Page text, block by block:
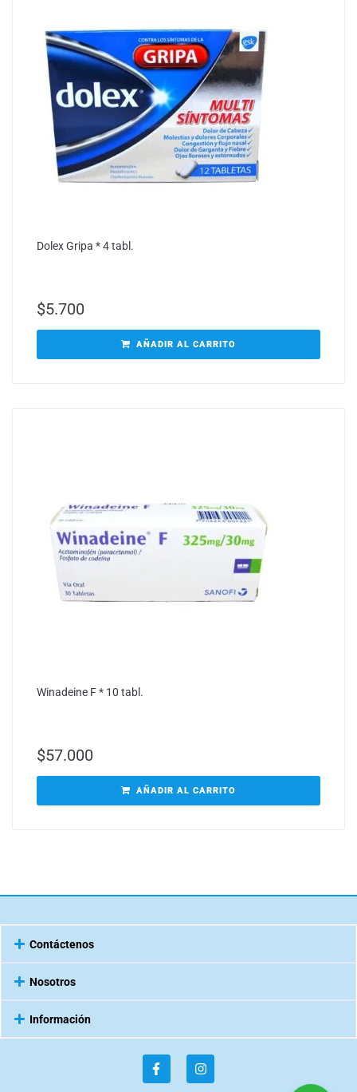
Dolex Gripa * 4 tabl.
$5.700
AÑADIR AL CARRITO
Winadeine F * 10 tabl.
$57.000
AÑADIR AL CARRITO
Contáctenos
Nosotros
Información